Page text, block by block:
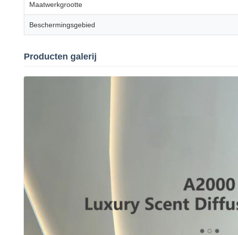
Maatwerkgrootte
Beschermingsgebied
Producten galerij